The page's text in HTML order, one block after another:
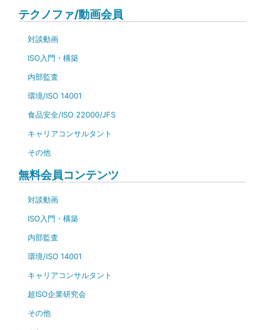
テクノファ/動画会員
対談動画
ISO入門・構築
内部監査
環境/ISO 14001
食品安全/ISO 22000/JFS
キャリアコンサルタント
その他
無料会員コンテンツ
対談動画
ISO入門・構築
内部監査
環境/ISO 14001
キャリアコンサルタント
超ISO企業研究会
その他